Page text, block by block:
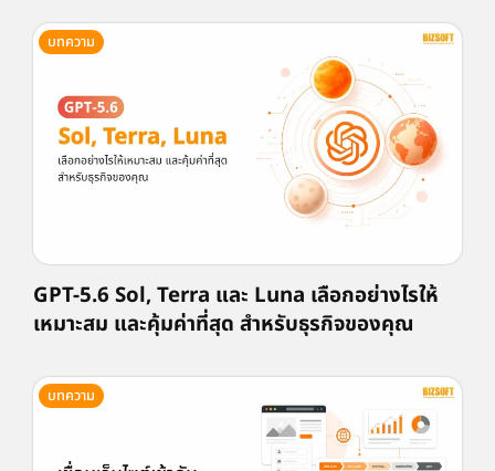
บทความ
GPT-5.6 Sol, Terra และ Luna เลือกอย่างไรให้
เหมาะสม และคุ้มค่าที่สุด สำหรับธุรกิจของคุณ
บทความ